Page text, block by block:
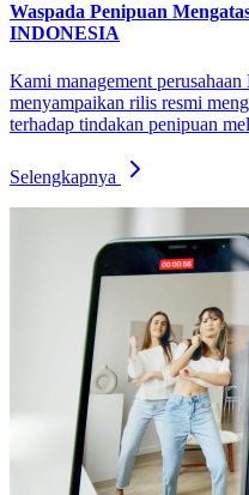
Waspada Penipuan
INDONESIA
Kami management
menyampaikan rilis resmi
terhadap tindakan penipuan
Selengkapnya